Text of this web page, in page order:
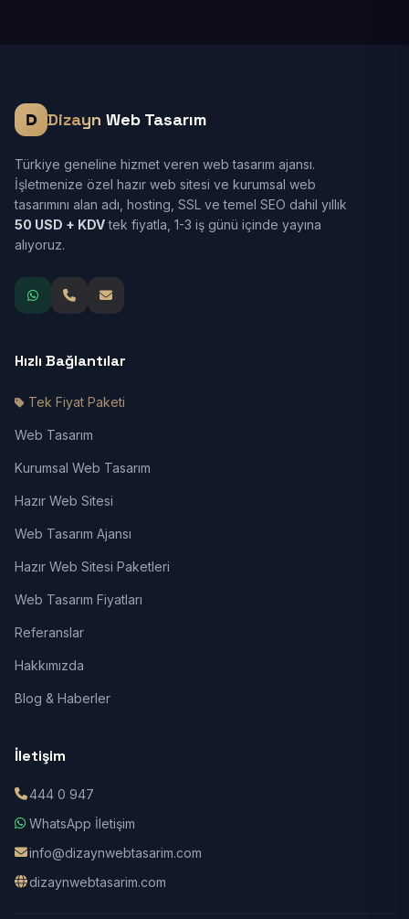
Dizayn Web Tasarım
Türkiye geneline hizmet veren web tasarım ajansı.
İşletmenize özel hazır web sitesi ve kurumsal web
tasarımını alan adı, hosting, SSL ve temel SEO dahil yıllık
50 USD + KDVtek fiyatla, 1-3 iş günü içinde yayına
alıyoruz.
Hızlı Bağlantılar
Tek Fiyat Paketi
Web Tasarım
Kurumsal Web Tasarım
Hazır Web Sitesi
Web Tasarım Ajansı
Hazır Web Sitesi Paketleri
Web Tasarım Fiyatları
Referanslar
Hakkımızda
Blog & Haberler
İletişim
444 0 947
WhatsApp İletişim
info@dizaynwebtasarim.com
dizaynwebtasarim.com